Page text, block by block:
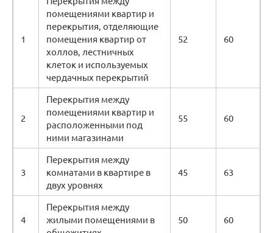
1
помещениями квартир и
перекрытия, отделяющие
помещения квартир от
холлов, лестничных
клеток и используемых
чердачных перекрытий
52 60
2
Перекрытия между
помещениями квартир и
расположенными под
ними магазинами
55 60
3
Перекрытия между
комнатами в квартире в
двух уровнях
45 63
4
Перекрытия между
жилыми помещениями в
50 60